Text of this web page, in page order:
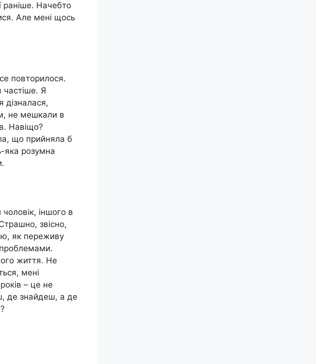
раніше. Начебто
Але мені щось
повторилося.
частіше. Я
дізналася,
не мешкали в
Навіщо?
що прийняла б
яка розумна
іншого в
звісно,
як переживу
життя. Не
мені
– це не
де знайдеш, а де